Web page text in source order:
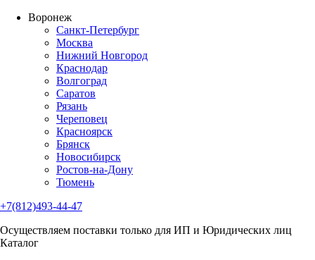
Воронеж
Санкт-Петербург
Москва
Нижний Новгород
Краснодар
Волгоград
Саратов
Рязань
Череповец
Красноярск
Брянск
Новосибирск
Ростов-на-Дону
Тюмень
+7(812)493-44-47
Осуществляем поставки только для ИП и Юридических лиц
Каталог